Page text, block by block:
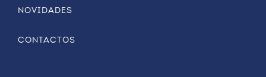
NOVIDADES
CONTACTOS